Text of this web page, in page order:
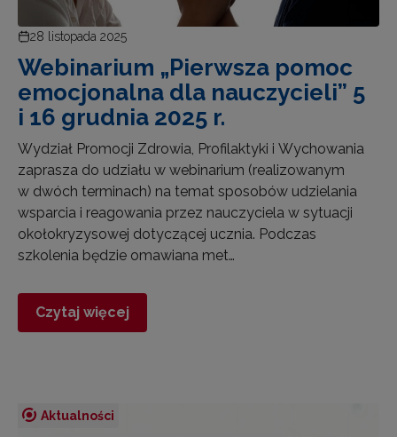
28 listopada 2025
Webinarium „Pierwsza pomoc
emocjonalna dla nauczycieli” 5
i 16 grudnia 2025 r.
Wydział Promocji Zdrowia, Profilaktyki i Wychowania
zaprasza do udziału w webinarium (realizowanym
w dwóch terminach) na temat sposobów udzielania
wsparcia i reagowania przez nauczyciela w sytuacji
okołokryzysowej dotyczącej ucznia. Podczas
szkolenia będzie omawiana met…
Czytaj więcej
Aktualności